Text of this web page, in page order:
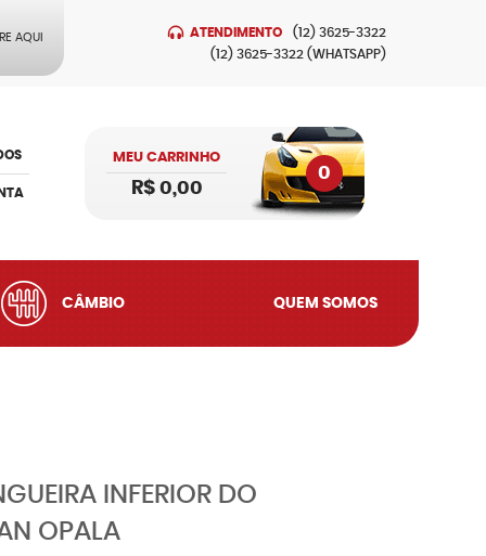
AQUI ATENDIMENTO (12) 3625-3322
(12) 3625-3322 (WHATSAPP)
MEU CARRINHO
0
R$ 0,00
CÂMBIO QUEM SOMOS
INFERIOR DO
OPALA